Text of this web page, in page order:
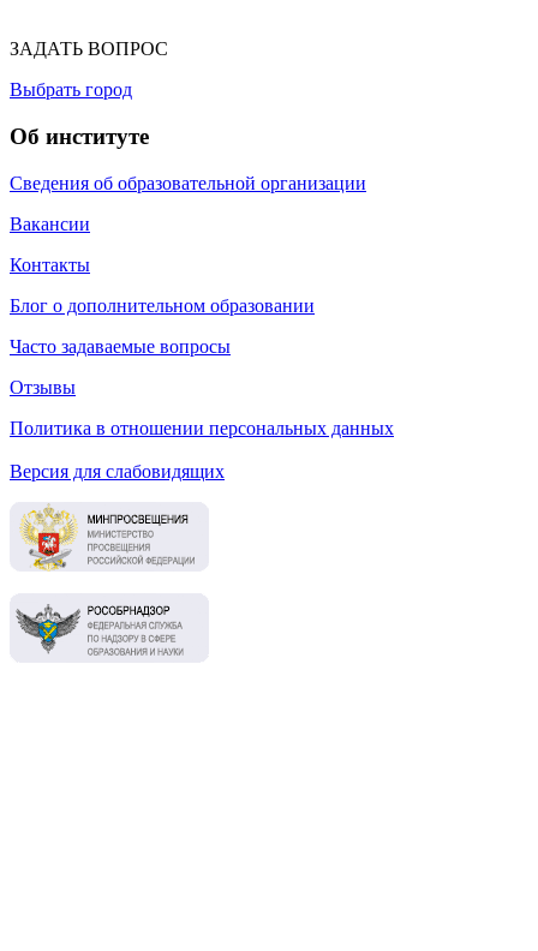
ЗАДАТЬ ВОПРОС
Выбрать город
Об институте
Сведения об образовательной организации
Вакансии
Контакты
Блог о дополнительном образовании
Часто задаваемые вопросы
Отзывы
Политика в отношении персональных данных
Версия для слабовидящих